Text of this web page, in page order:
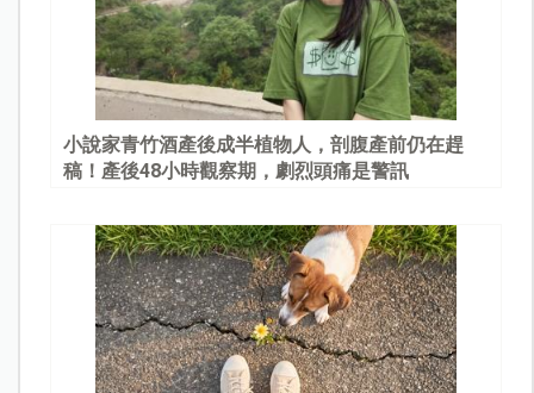
小說家青竹酒產後成半植物人，剖腹產前仍在趕
稿！產後48小時觀察期，劇烈頭痛是警訊